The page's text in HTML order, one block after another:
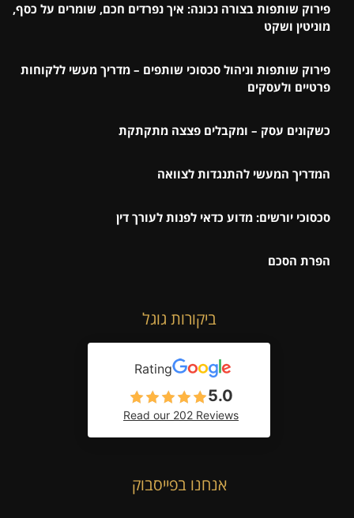
פירוק שותפות בצורה נכונה: איך נפרדים חכם, שומרים על כסף,
מוניטין ושקט
פירוק שותפות וניהול סכסוכי שותפים – מדריך מעשי ללקוחות
פרטיים ולעסקים
כשקונים עסק – ומקבלים פצצה מתקתקת
המדריך המעשי להתנגדות לצוואה
סכסוכי יורשים: מדוע כדאי לפנות לעורך דין
הפרת הסכם
ביקורות גוגל
Rating
5.0
Read our 202 Reviews
אנחנו בפייסבוק